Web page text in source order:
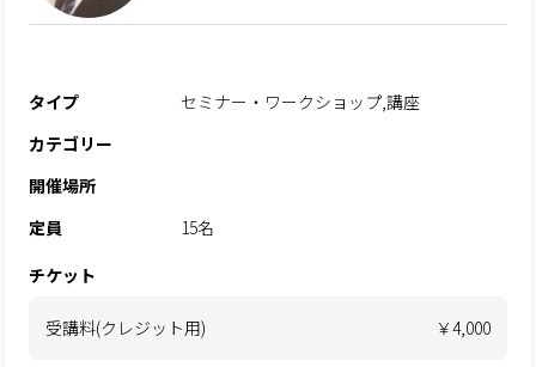
タイプ
セミナー・ワークショップ,講座
カテゴリー
開催場所
定員
15名
チケット
受講料(クレジット用) ￥4,000